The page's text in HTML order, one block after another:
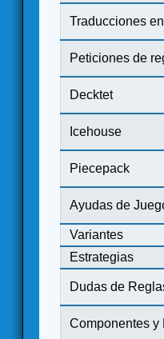
Traducciones
Peticiones de
Decktet
Icehouse
Piecepack
Ayudas de
Variantes
Estrategias
Dudas de
Componentes y